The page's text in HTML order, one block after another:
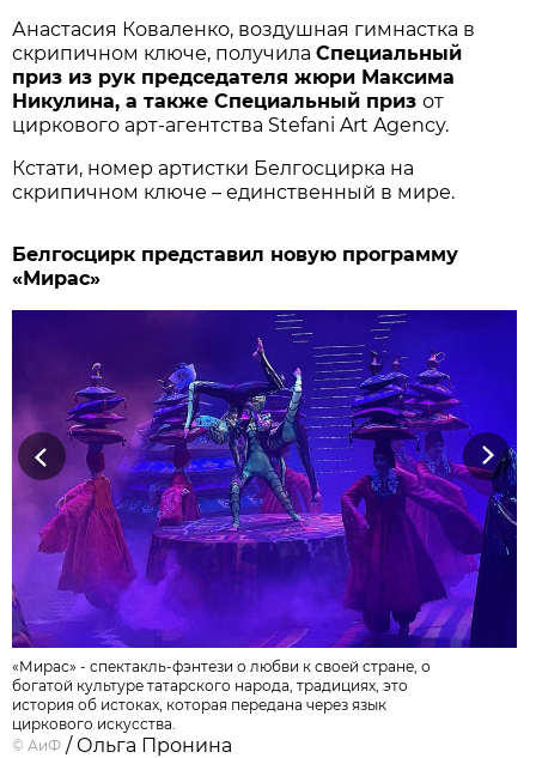
Анастасия Коваленко, воздушная гимнастка в
скрипичном ключе, получилаСпециальный
приз из рук председателя жюри Максима
Никулина, а также Специальный призот
циркового арт-агентства Stefani Art Agency.
Кстати, номер артистки Белгосцирка на
скрипичном ключе – единственный в мире.
Белгосцирк представил новую программу
«Мирас»
Previous Next
«Мирас» - спектакль-фэнтези о любви к своей стране, о
богатой культуре татарского народа, традициях, это
история об истоках, которая передана через язык
циркового искусства.
© АиФ / Ольга Пронина